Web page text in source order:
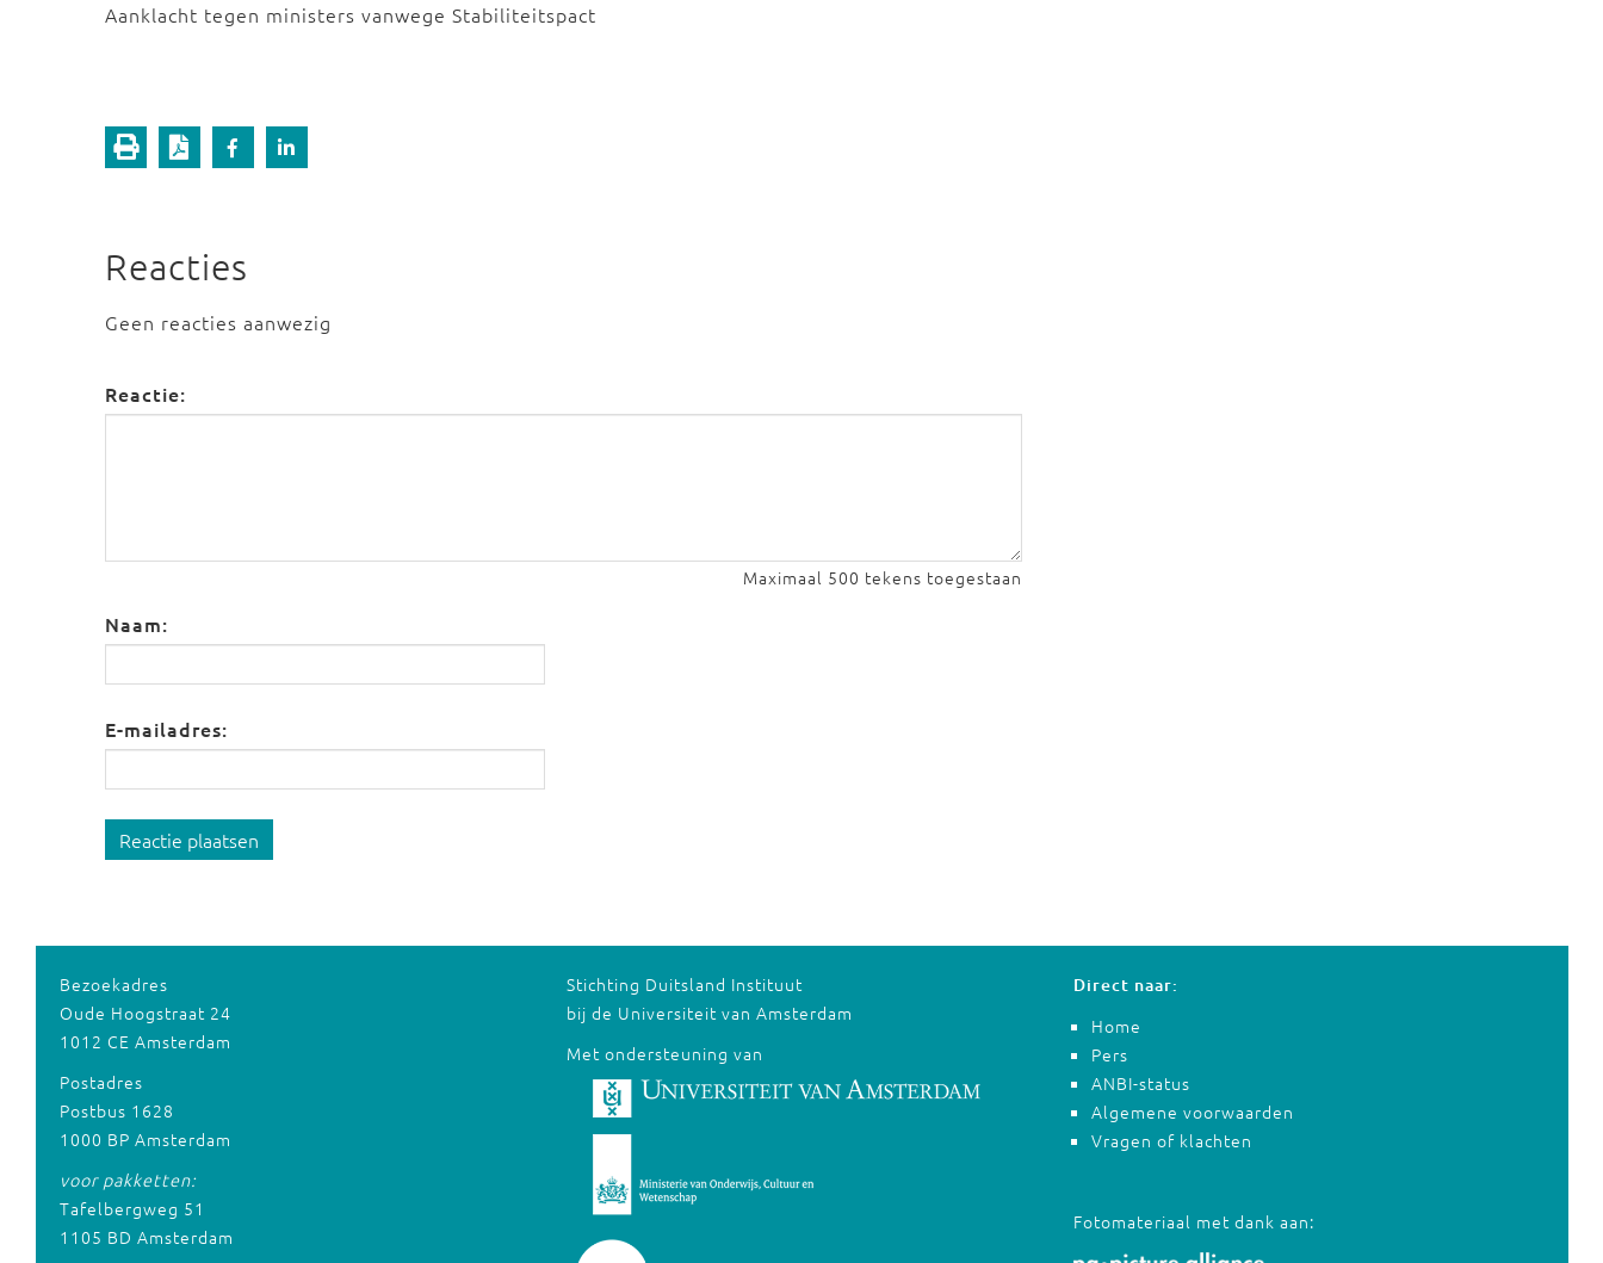
Aanklacht tegen ministers vanwege Stabiliteitspact
Reacties
Geen reacties aanwezig
Reactie:
Maximaal 500 tekens toegestaan
Naam:
E-mailadres:
Reactie plaatsen
Bezoekadres
Oude Hoogstraat 24
1012 CE Amsterdam
Postadres
Postbus 1628
1000 BP Amsterdam
voor pakketten:
Tafelbergweg 51
1105 BD Amsterdam
Stichting Duitsland Instituut
bij de Universiteit van Amsterdam
Met ondersteuning van
Direct naar:
Home
Pers
ANBI-status
Algemene voorwaarden
Vragen of klachten
Fotomateriaal met dank aan: